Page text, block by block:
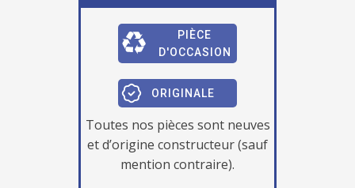
PIÈCE
D'OCCASION
ORIGINALE
Toutes nos pièces sont neuves
et d’origine constructeur (sauf
mention contraire).